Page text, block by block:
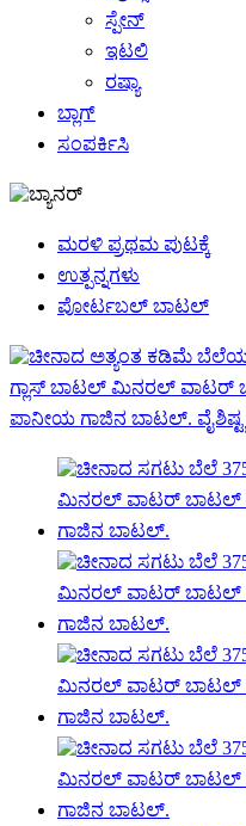
ಸ್ಪೇನ್
ಇಟಲಿ
ರಷ್ಯಾ
ಬ್ಲಾಗ್
ಸಂಪರ್ಕಿಸಿ
ಮರಳಿ ಪ್ರಥಮ ಪುಟಕ್ಕೆ
ಉತ್ಪನ್ನಗಳು
ಪೋರ್ಟಬಲ್ ಬಾಟಲ್